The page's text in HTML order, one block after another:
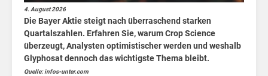
4. August 2026
Die Bayer Aktie steigt nach überraschend starken
Quartalszahlen. Erfahren Sie, warum Crop Science
überzeugt, Analysten optimistischer werden und weshalb
Glyphosat dennoch das wichtigste Thema bleibt.
Quelle: infos-unter.com